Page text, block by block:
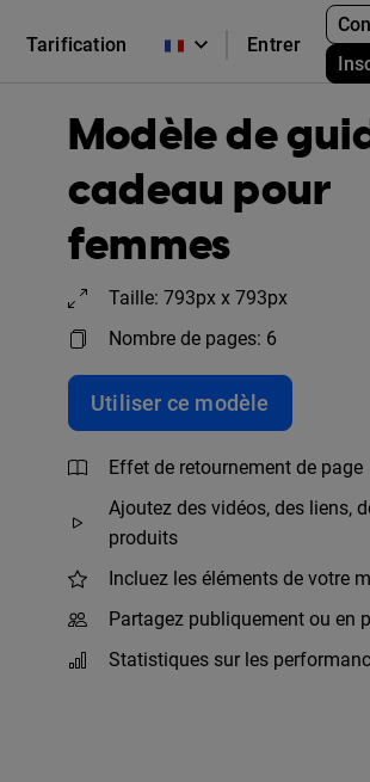
Tarification Entrer
Modèle de
cadeau pour
femmes
Taille: 793px x 793px
Nombre de pages: 6
Utiliser ce modèle
Effet de retournement de page
Ajoutez des vidéos, des liens,
produits
Incluez les éléments de votre
Partagez publiquement ou en
Statistiques sur les